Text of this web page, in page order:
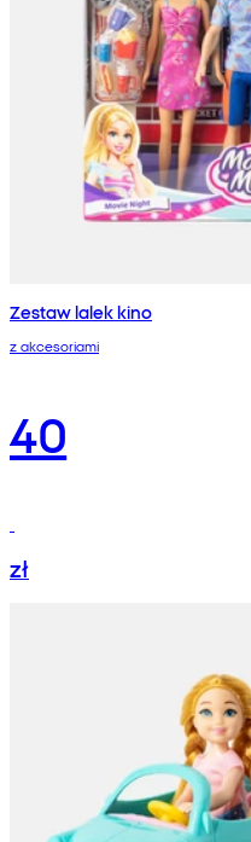
Zestaw lalek kino
z akcesoriami
40
zł